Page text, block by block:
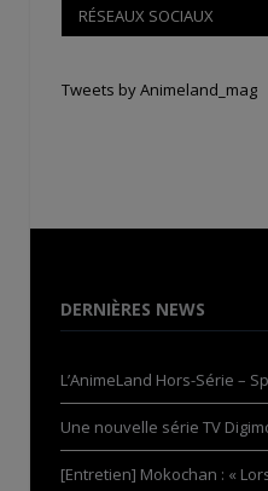
RÉSEAUX SOCIAUX
Tweets by Animeland_mag
DERNIÈRES NEWS
L’AnimeLand Hors-Série –
Une nouvelle série TV
[Entretien] Mokochan : «